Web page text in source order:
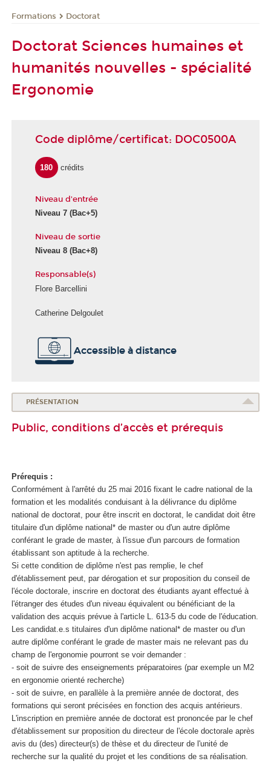
Formations Doctorat
Doctorat Sciences humaines et
humanités nouvelles - spécialité
Ergonomie
Code diplôme/certificat: DOC0500A
180 crédits
Niveau d'entrée
Niveau 7 (Bac+5)
Niveau de sortie
Niveau 8 (Bac+8)
Responsable(s)
Flore Barcellini
Catherine Delgoulet
Accessible à distance
PRÉSENTATION
Public, conditions d’accès et prérequis
Prérequis :
Conformément à l'arrêté du 25 mai 2016 fixant le cadre national de la
formation et les modalités conduisant à la délivrance du diplôme
national de doctorat, pour être inscrit en doctorat, le candidat doit être
titulaire d'un diplôme national* de master ou d'un autre diplôme
conférant le grade de master, à l'issue d'un parcours de formation
établissant son aptitude à la recherche.
Si cette condition de diplôme n'est pas remplie, le chef
d'établissement peut, par dérogation et sur proposition du conseil de
l'école doctorale, inscrire en doctorat des étudiants ayant effectué à
l'étranger des études d'un niveau équivalent ou bénéficiant de la
validation des acquis prévue à l'article L. 613-5 du code de l'éducation.
Les candidat.e.s titulaires d'un diplôme national* de master ou d'un
autre diplôme conférant le grade de master mais ne relevant pas du
champ de l'ergonomie pourront se voir demander :
- soit de suivre des enseignements préparatoires (par exemple un M2
en ergonomie orienté recherche)
- soit de suivre, en parallèle à la première année de doctorat, des
formations qui seront précisées en fonction des acquis antérieurs.
L'inscription en première année de doctorat est prononcée par le chef
d'établissement sur proposition du directeur de l'école doctorale après
avis du (des) directeur(s) de thèse et du directeur de l'unité de
recherche sur la qualité du projet et les conditions de sa réalisation.